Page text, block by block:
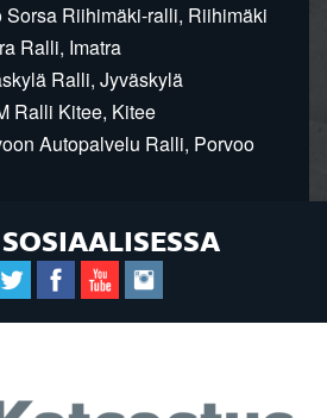
Riihimäki-ralli, Riihimäki
Ralli, Imatra
Ralli, Jyväskylä
Ralli Kitee, Kitee
Autopalvelu Ralli, Porvoo